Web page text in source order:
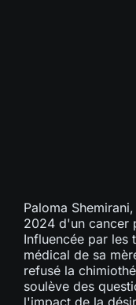
Paloma
2024 d'un cancer
Influencée par les
médical de sa
refusé la
soulève des
l'impact de la